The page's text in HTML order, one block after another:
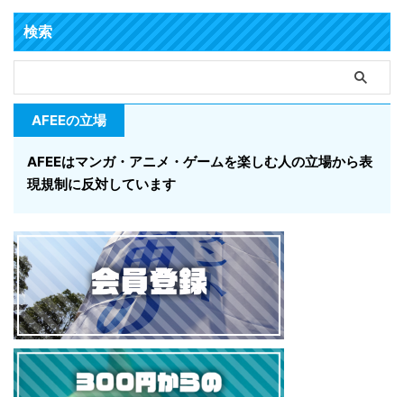
検索
AFEEの立場
AFEEはマンガ・アニメ・ゲームを楽しむ人の立場から表
現規制に反対しています